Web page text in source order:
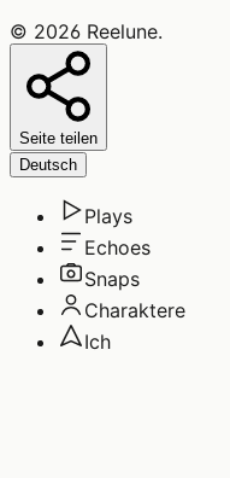
© 2026 Reelune.
Seite teilen
Deutsch
Plays
Echoes
Snaps
Charaktere
Ich